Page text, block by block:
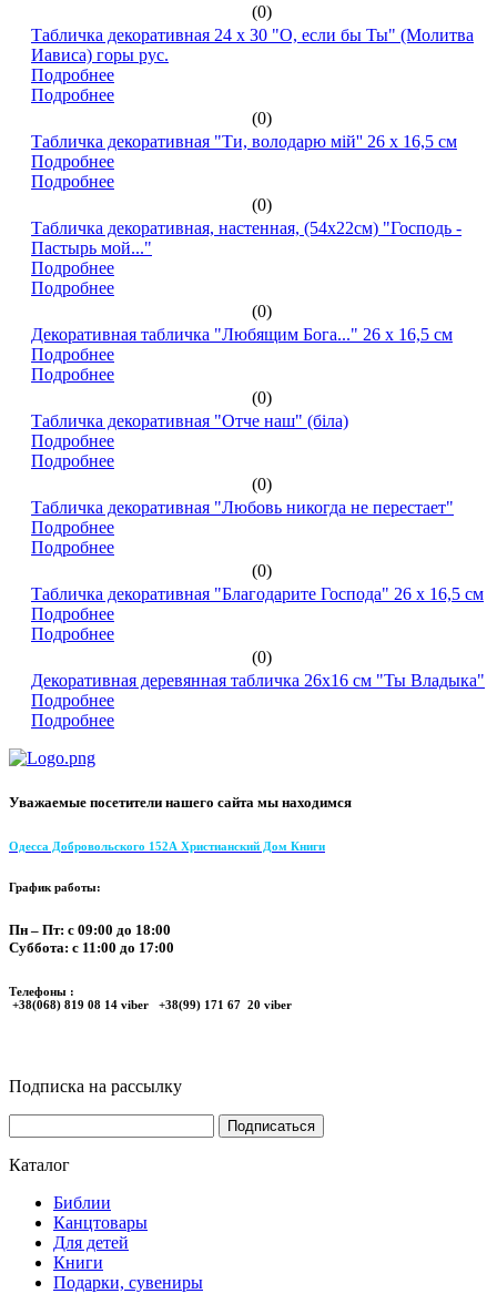
(0)
Табличка декоративная 24 х 30 "О, если бы Ты" (Молитва
Иависа) горы рус.
Подробнее
Подробнее
(0)
Табличка декоративная "Ти, володарю мій'' 26 х 16,5 см
Подробнее
Подробнее
(0)
Табличка декоративная, настенная, (54х22см) "Господь -
Пастырь мой..."
Подробнее
Подробнее
(0)
Декоративная табличка "Любящим Бога..." 26 х 16,5 см
Подробнее
Подробнее
(0)
Табличка декоративная "Отче наш" (біла)
Подробнее
Подробнее
(0)
Табличка декоративная "Любовь никогда не перестает"
Подробнее
Подробнее
(0)
Табличка декоративная "Благодарите Господа" 26 х 16,5 см
Подробнее
Подробнее
(0)
Декоративная деревянная табличка 26х16 см "Ты Владыка"
Подробнее
Подробнее
Уважаемые посетители нашего сайта мы находимся
Одесса Добровольского 152А Христианский Дом Книги
График работы:
Пн – Пт: с 09:00 до 18:00
Суббота: с 11:00 до 17:00
Телефоны :
+38(068) 819 08 14 viber +38(99) 171 67 20 viber
Подписка на рассылку
Каталог
Библии
Канцтовары
Для детей
Книги
Подарки, сувениры